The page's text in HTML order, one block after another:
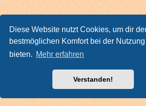
Diese Website nutzt Cookies, um dir
bestmöglichen Komfort bei der Nutzung
bieten. Mehr erfahren
Verstanden!